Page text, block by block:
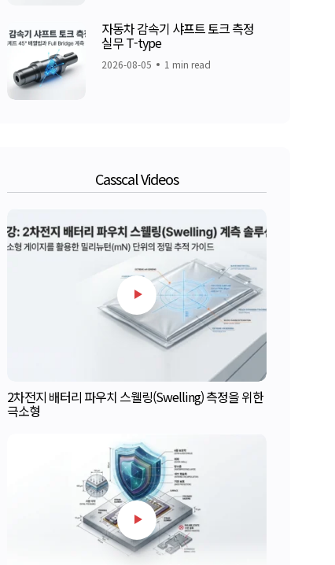
자동차 감속기 샤프트 토크 측정
실무 T-type
2026-08-05 1 min read
Casscal Videos
2차전지 배터리 파우치 스웰링(Swelling) 측정을 위한
극소형